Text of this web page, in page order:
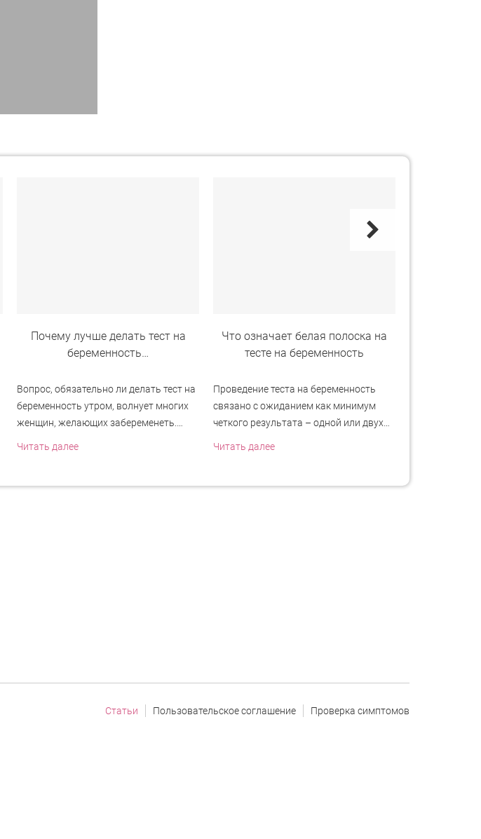
Почему лучше делать тест на
беременность…
Вопрос, обязательно ли делать тест на
беременность утром, волнует многих
женщин, желающих забеременеть.…
Читать далее
Что означает белая полоска на
тесте на беременность
Проведение теста на беременность
связано с ожиданием как минимум
четкого результата – одной или двух…
Читать далее
Статьи Пользовательское соглашение Проверка симптомов